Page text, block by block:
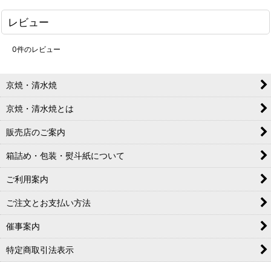
レビュー
0件のレビュー
京焼・清水焼
京焼・清水焼とは
販売店のご案内
箱詰め・包装・熨斗紙について
ご利用案内
ご注文とお支払い方法
催事案内
特定商取引法表示